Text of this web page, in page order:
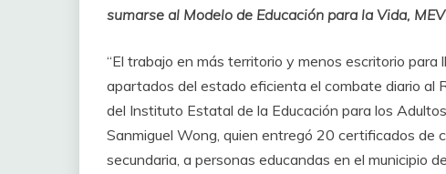
sumarse al Modelo de Educación para la Vida,
“El trabajo en más territorio y menos escritorio para
apartados del estado eficienta el combate diario al
del Instituto Estatal de la Educación para los
Sanmiguel Wong, quien entregó 20 certificados de
secundaria, a personas educandas en el municipio